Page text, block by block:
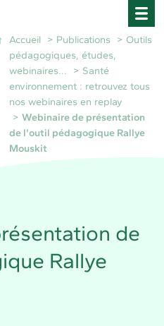
Régional d'Éducation
Accueil Publications
Outils
pédagogiques, études,
webinaires...
Santé
environnement : retrouvez tous
nos webinaires en replay
Webinaire de présentation
de l'outil pédagogique Rallye
Mouskit
de
Rallye